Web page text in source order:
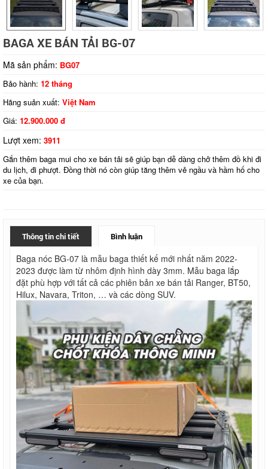
Tap to expand
BAGA XE BÁN TẢI BG-07
Mã sản phẩm: BG07
Bảo hành: 12 tháng
Hãng suản xuất: Việt Nam
Giá: 12.900.000 đ
Lượt xem: 3911
Gắn thêm baga mui cho xe bán tải sẽ giúp bạn dễ dàng chở thêm đồ khi đi
du lịch, đi phượt. Đồng thời nó còn giúp tăng thêm vẻ ngầu và hầm hố cho
xe của bạn.
Thông tin chi tiết Bình luận
Baga nóc BG-07 là mẫu baga thiết kế mới nhất năm 2022-
2023 được làm từ nhôm định hình dày 3mm. Mẫu baga lắp
đặt phù hợp với tất cả các phiên bản xe bán tải Ranger, BT50,
Hilux, Navara, Triton, … và các dòng SUV.